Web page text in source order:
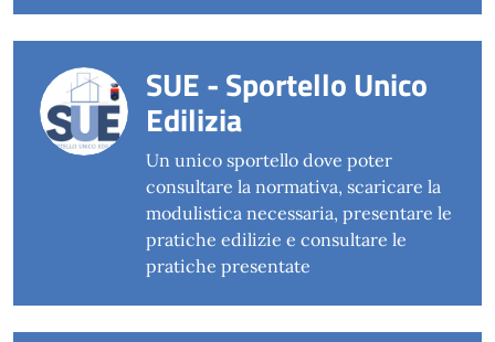
SUE - Sportello Unico
Edilizia
Un unico sportello dove poter
consultare la normativa, scaricare la
modulistica necessaria, presentare le
pratiche edilizie e consultare le
pratiche presentate